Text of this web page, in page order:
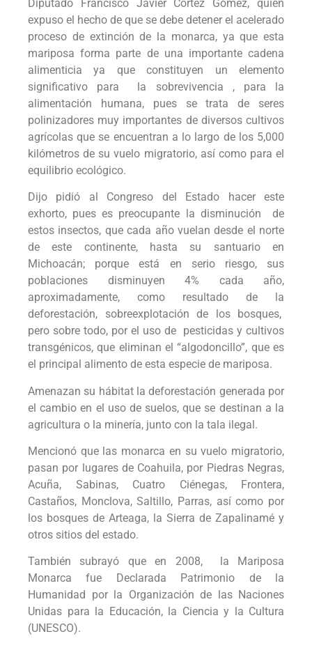
Diputado Francisco Javier Cortez Gómez, quien
expuso el hecho de que se debe detener el acelerado
proceso de extinción de la monarca, ya que esta
mariposa forma parte de una importante cadena
alimenticia ya que constituyen un elemento
significativo para la sobrevivencia , para la
alimentación humana, pues se trata de seres
polinizadores muy importantes de diversos cultivos
agrícolas que se encuentran a lo largo de los 5,000
kilómetros de su vuelo migratorio, así como para el
equilibrio ecológico.
Dijo pidió al Congreso del Estado hacer este
exhorto, pues es preocupante la disminución de
estos insectos, que cada año vuelan desde el norte
de este continente, hasta su santuario en
Michoacán; porque está en serio riesgo, sus
poblaciones disminuyen 4% cada año,
aproximadamente, como resultado de la
deforestación, sobreexplotación de los bosques,
pero sobre todo, por el uso de pesticidas y cultivos
transgénicos, que eliminan el “algodoncillo”, que es
el principal alimento de esta especie de mariposa.
Amenazan su hábitat la deforestación generada por
el cambio en el uso de suelos, que se destinan a la
agricultura o la minería, junto con la tala ilegal.
Mencionó que las monarca en su vuelo migratorio,
pasan por lugares de Coahuila, por Piedras Negras,
Acuña, Sabinas, Cuatro Ciénegas, Frontera,
Castaños, Monclova, Saltillo, Parras, así como por
los bosques de Arteaga, la Sierra de Zapalinamé y
otros sitios del estado.
También subrayó que en 2008, la Mariposa
Monarca fue Declarada Patrimonio de la
Humanidad por la Organización de las Naciones
Unidas para la Educación, la Ciencia y la Cultura
(UNESCO).